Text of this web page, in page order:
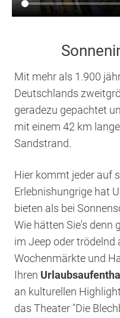
Mit mehr als 1.900
Deutschlands
geradezu gepachtet
mit einem 42 km
Sandstrand.
Hier kommt jeder auf
Erlebnishungrige hat
bieten als bei
Wie hätten Sie's denn
im Jeep oder trödelnd
Wochenmärkte und
Ihren
an kulturellen
das Theater "Die